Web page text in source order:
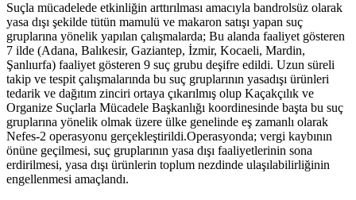
Suçla mücadelede etkinliğin arttırılması amacıyla bandrolsüz olarak
yasa dışı şekilde tütün mamulü ve makaron satışı yapan suç
gruplarına yönelik yapılan çalışmalarda; Bu alanda faaliyet gösteren
7 ilde (Adana, Balıkesir, Gaziantep, İzmir, Kocaeli, Mardin,
Şanlıurfa) faaliyet gösteren 9 suç grubu deşifre edildi. Uzun süreli
takip ve tespit çalışmalarında bu suç gruplarının yasadışı ürünleri
tedarik ve dağıtım zinciri ortaya çıkarılmış olup Kaçakçılık ve
Organize Suçlarla Mücadele Başkanlığı koordinesinde başta bu suç
gruplarına yönelik olmak üzere ülke genelinde eş zamanlı olarak
Nefes-2 operasyonu gerçekleştirildi.Operasyonda; vergi kaybının
önüne geçilmesi, suç gruplarının yasa dışı faaliyetlerinin sona
erdirilmesi, yasa dışı ürünlerin toplum nezdinde ulaşılabilirliğinin
engellenmesi amaçlandı.